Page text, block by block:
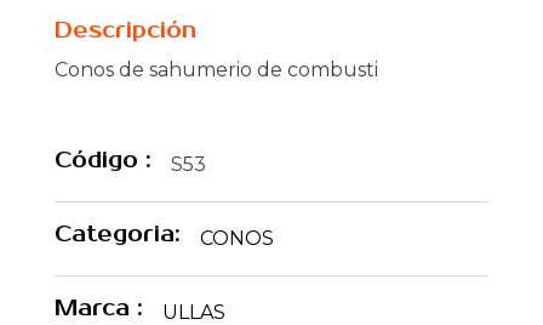
Descripción
Conos de sahumerio de combusti
Código : S53
Categoria: CONOS
Marca : ULLAS